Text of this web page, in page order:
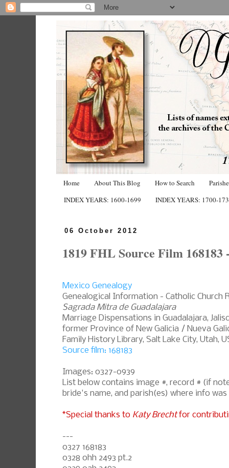
Home About This Blog How to Search
INDEX YEARS: 1600-1699
INDEX YEARS: 1700-
06 October 2012
1819 FHL Source Film 168183
Mexico Genealogy
Genealogical Information - Catholic Church
Sagrada Mitra de Guadalajara
Marriage Dispensations in Guadalajara,
former Province of New Galicia / Nueva
Family History Library, Salt Lake City, Utah,
Source film: 168183
Images: 0327-0939
List below contains image #, record # (if
bride's name, and parish(es) where info
*Special thanks to Katy Brechtfor
---
0327 168183
0328 ohh 2493 pt.2